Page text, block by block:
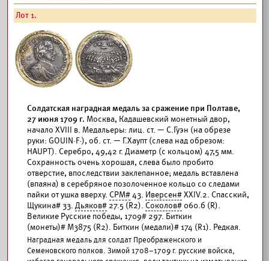
Лот 1.
Солдатская наградная медаль за сражение при Полтаве,
27 июня 1709 г. Москва, Кадашевский монетный двор,
начало XVIII в. Медальеры: лиц. ст. — С.Гуэн (на обрезе
руки: GOUIN·F·), об. ст. — Г.Хаупт (слева над обрезом:
HAUPT). Серебро, 49,42 г. Диаметр (с кольцом) 47,5 мм.
Сохранность очень хорошая, слева было пробито
отверстие, впоследствии заклепанное; медаль вставлена
(впаяна) в серебряное позолоченное кольцо со следами
пайки от ушка вверху. СРМ#43. Иверсен#XXIV.2. Спасский,
Щукина# 33. Дьяков# 27.5 (R2). Соколов# 060.б (R).
Великие Русские победы, 1709# 297. Биткин
(монеты)# М3875 (R2). Биткин (медали)# 174 (R1). Редкая.
Наградная медаль для солдат Преображенского и
Семеновского полков. Зимой 1708–1709 г. русские войска,